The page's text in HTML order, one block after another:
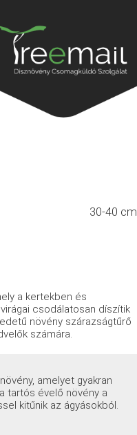
30-40 cm
a kertekben és
csodálatosan díszítik
növény szárazságtűrő
számára.
amelyet gyakran
tartós évelő növény a
kitűnik az ágyásokból.